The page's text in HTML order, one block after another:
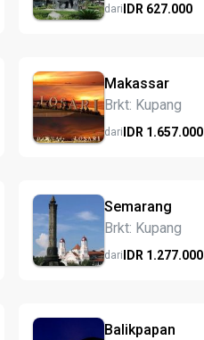
dari IDR 627.000
Makassar
Brkt: Kupang
dari IDR 1.657.000
Semarang
Brkt: Kupang
dari IDR 1.277.000
Balikpapan